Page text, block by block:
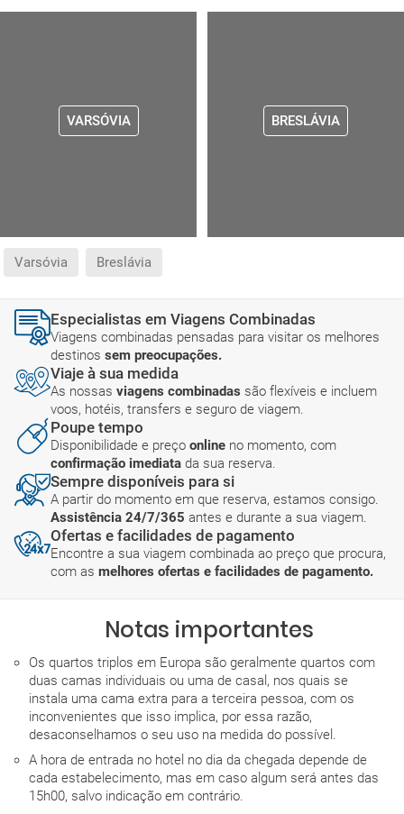
VARSÓVIA BRESLÁVIA
Varsóvia Breslávia
Especialistas em Viagens Combinadas
Viagens combinadas pensadas para visitar os melhores
destinos sem preocupações.
Viaje à sua medida
As nossas viagens combinadas são flexíveis e incluem
voos, hotéis, transfers e seguro de viagem.
Poupe tempo
Disponibilidade e preço online no momento, com
confirmação imediata da sua reserva.
Sempre disponíveis para si
A partir do momento em que reserva, estamos consigo.
Assistência 24/7/365 antes e durante a sua viagem.
Ofertas e facilidades de pagamento
Encontre a sua viagem combinada ao preço que procura,
com as melhores ofertas e facilidades de pagamento.
Notas importantes
Os quartos triplos em Europa são geralmente quartos com
duas camas individuais ou uma de casal, nos quais se
instala uma cama extra para a terceira pessoa, com os
inconvenientes que isso implica, por essa razão,
desaconselhamos o seu uso na medida do possível.
A hora de entrada no hotel no dia da chegada depende de
cada estabelecimento, mas em caso algum será antes das
15h00, salvo indicação em contrário.